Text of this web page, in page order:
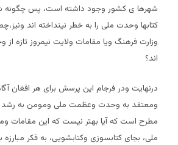
شهرها ی کشور وجود داشته است، پس چگونه
کتابها وحدت ملی را به خطر نینداخته اند
وزارت فرهنگ ویا مقامات ولایت نیمروز تازه از
اند؟
درنهایت ودر فرجام این پرسش برای هر افغان
ومعتقد به وحدت وعظمت ملی ومومن به رشد
مطرح است که آیا بهتر نیست که این مقامات
ملی، بجای کتابسوزی وکتابشویی، به فکر مبارزه